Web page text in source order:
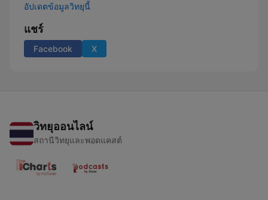
อัปเดตข้อมูลวิทยุนี้
แชร์
Facebook X
วิทยุออนไลน์
สถานีวิทยุและพอดแคสต์